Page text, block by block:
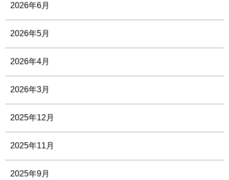
2026年6月
2026年5月
2026年4月
2026年3月
2025年12月
2025年11月
2025年9月